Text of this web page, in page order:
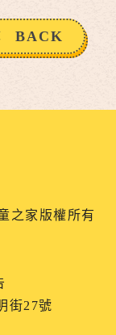
BACK
之家版權所有
街27號